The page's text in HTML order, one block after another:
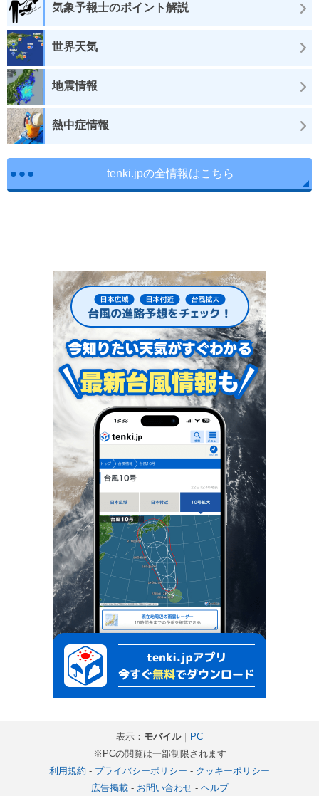
気象予報士のポイント解説
世界天気
地震情報
熱中症情報
tenki.jpの全情報はこちら
表示： モバイル｜ PC
※PCの閲覧は一部制限されます
利用規約 - プライバシーポリシー - クッキーポリシー
広告掲載- お問い合わせ- ヘルプ